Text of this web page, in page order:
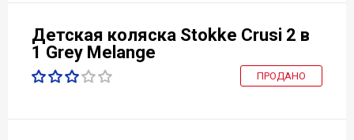
Детская коляска Stokke Crusi 2 в
1 Grey Melange
ПРОДАНО